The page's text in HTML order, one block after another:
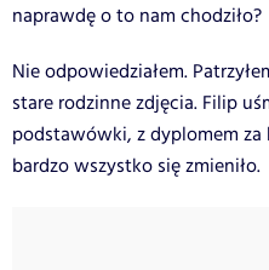
naprawdę o to nam chodziło?
Nie odpowiedziałem.
stare rodzinne zdjęcia. Filip
podstawówki, z dyplomem za
bardzo wszystko się zmieniło.